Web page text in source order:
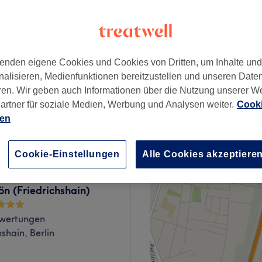
ab 45 €
ab 70 €
(Friedrichshain)
Berlin
eigene Cookies und Cookies von Dritten, um Inhalte
Medienfunktionen bereitzustellen und unseren
Wir geben auch Informationen über die Nutzung unserer
für soziale Medien, Werbung und Analysen weiter.
Cookie-Einstellungen Alle Cookies akzeptieren